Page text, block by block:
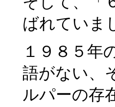
ばれていま
１９８５年
語がない、
ルパーの存